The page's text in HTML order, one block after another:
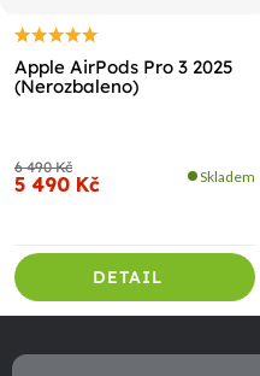
Apple AirPods Pro 3 2025
(Nerozbaleno)
6 490 Kč
5 490 Kč Skladem
DETAIL